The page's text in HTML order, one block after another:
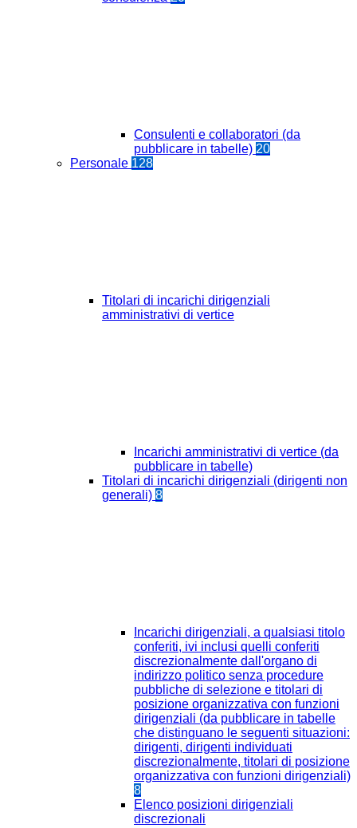
Consulenti e collaboratori (da
pubblicare in tabelle) 20
Personale 128
Titolari di incarichi dirigenziali
amministrativi di vertice
Incarichi amministrativi di vertice (da
pubblicare in tabelle)
Titolari di incarichi dirigenziali (dirigenti non
generali) 8
Incarichi dirigenziali, a qualsiasi titolo
conferiti, ivi inclusi quelli conferiti
discrezionalmente dall'organo di
indirizzo politico senza procedure
pubbliche di selezione e titolari di
posizione organizzativa con funzioni
dirigenziali (da pubblicare in tabelle
che distinguano le seguenti situazioni:
dirigenti, dirigenti individuati
discrezionalmente, titolari di posizione
organizzativa con funzioni dirigenziali)
8
Elenco posizioni dirigenziali
discrezionali